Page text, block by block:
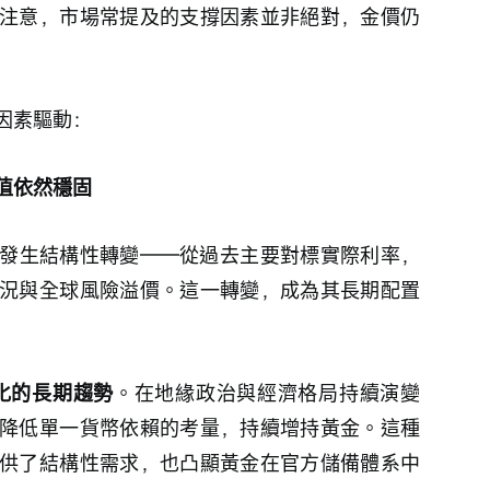
意，市場常提及的支撐因素並非絕對，金價仍
驅動：
依然穩固
生結構性轉變——從過去主要對標實際利率，
與全球風險溢價。這一轉變，成為其長期配置
的長期趨勢 。在地緣政治與經濟格局持續演變
低單一貨幣依賴的考量，持續增持黃金。這種
了結構性需求，也凸顯黃金在官方儲備體系中